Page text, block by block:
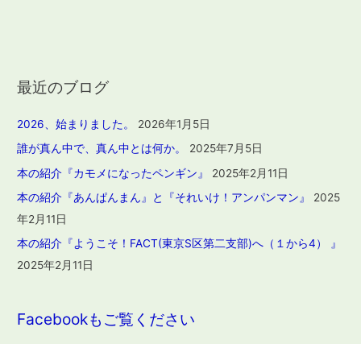
最近のブログ
2026、始まりました。
2026年1月5日
誰が真ん中で、真ん中とは何か。
2025年7月5日
本の紹介『カモメになったペンギン』
2025年2月11日
本の紹介『あんぱんまん』と『それいけ！アンパンマン』
2025
年2月11日
本の紹介『ようこそ！FACT(東京S区第二支部)へ（１から4） 』
2025年2月11日
Facebookもご覧ください